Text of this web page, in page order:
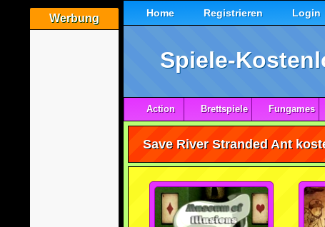
Werbung Home Registrieren Login
Spiele-
Action Brettspiele Fungames
Save River Stranded Ant